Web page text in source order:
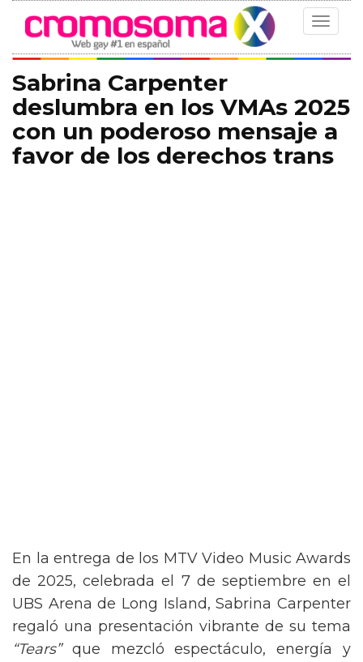
Toggle
Sabrina Carpenter
deslumbra en los VMAs 2025
con un poderoso mensaje a
favor de los derechos trans
En la entrega de los MTV Video Music Awards
de 2025, celebrada el 7 de septiembre en el
UBS Arena de Long Island, Sabrina Carpenter
regaló una presentación vibrante de su tema
“Tears”que mezcló espectáculo, energía y